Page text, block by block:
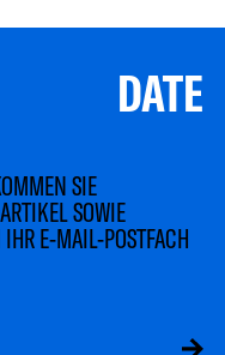
SIE
SOWIE
E-MAIL-POSTFACH